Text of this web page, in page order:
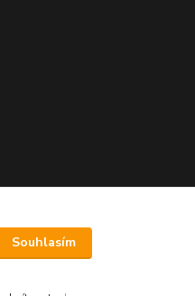
Souhlasím